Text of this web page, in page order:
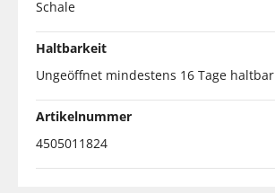
Schale
Haltbarkeit
Ungeöffnet mindestens 16 Tage haltbar
Artikelnummer
4505011824